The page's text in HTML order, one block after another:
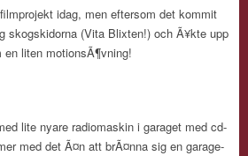
idag, men eftersom det kommit
skogskidorna (Vita Blixten!) och Ã¥kte upp
liten motionsÃ¶vning!
lite nyare radiomaskin i garaget med cd-
med det Ã¤n att brÃ¤nna sig en garage-